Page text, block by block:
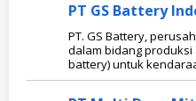
PT GS Battery
PT. GS Battery,
dalam bidang
battery) untuk